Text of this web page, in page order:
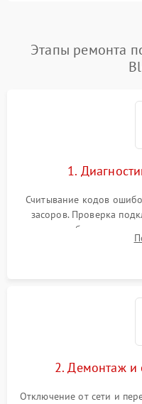
Проблемы с набором
воды
циркуляционным насосом
Этапы ремонта
1.
Считывание кодов
засоров. Проверка
жалоб на
разбрызгивателей
2. Демонтаж и
Отключение от сети и